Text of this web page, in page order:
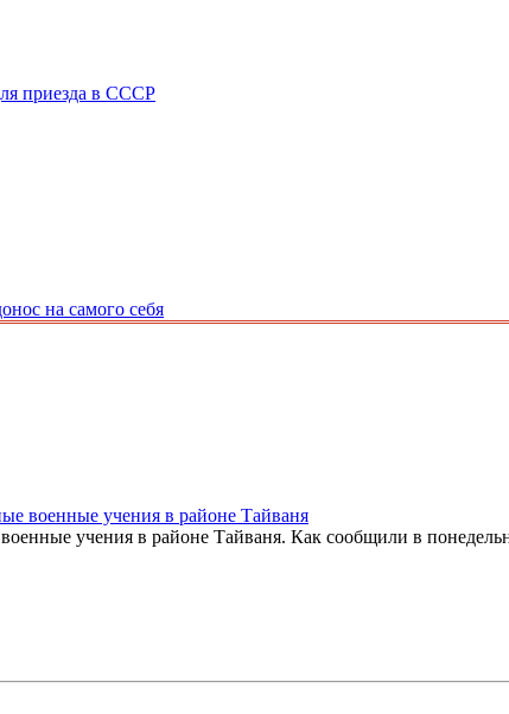
приезда в СССР
на самого себя
военные учения в районе Тайваня
учения в районе Тайваня. Как сообщили в